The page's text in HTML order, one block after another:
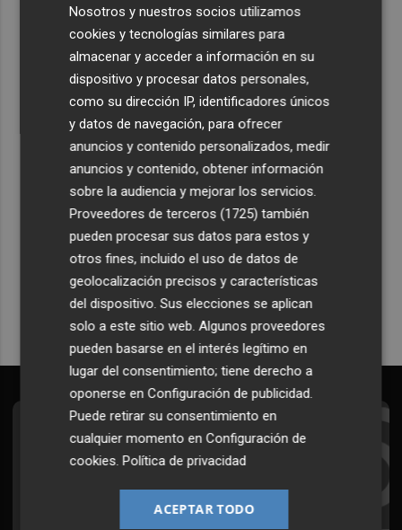
monitorizar el Mar Menor y ya prepara un dron
submarino autónomo
Una batea clochinera se hunde y otra sufre daños en un
incidente con un buque en el puerto de Valencia
Recibe toda la actualidad de
Plaza Podcast en tu correo
Quiero suscribirme
Suscríbete al Boletín
Todos los días a primera hora en tu email
¡Quiero suscribirme!
Nosotros y nuestros socios utilizamos
cookies y tecnologías similares para
almacenar y acceder a información en su
dispositivo y procesar datos personales,
como su dirección IP, identificadores únicos
y datos de navegación, para ofrecer
anuncios y contenido personalizados, medir
anuncios y contenido, obtener información
sobre la audiencia y mejorar los servicios.
Proveedores de terceros (1725) también
pueden procesar sus datos para estos y
otros fines, incluido el uso de datos de
geolocalización precisos y características
del dispositivo. Sus elecciones se aplican
solo a este sitio web. Algunos proveedores
pueden basarse en el interés legítimo en
lugar del consentimiento; tiene derecho a
oponerse enConfiguración de publicidad.
Puede retirar su consentimiento en
cualquier momento enConfiguración de
cookies.Política de privacidad
ACEPTAR TODO